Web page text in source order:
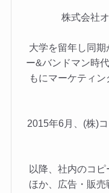
株式会社
大学を留年し同
ー&バンドマン時
もにマーケティ
2015年6月、(株)
以降、社内のコ
ほか、広告・販